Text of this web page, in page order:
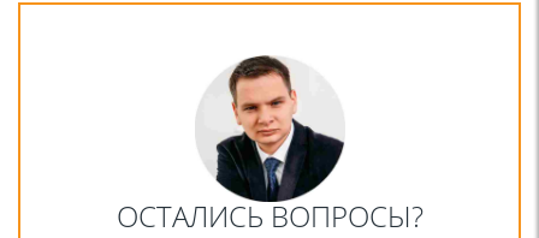
ОСТАЛИСЬ ВОПРОСЫ?